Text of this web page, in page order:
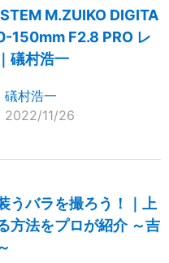
M.ZUIKO DIGITA
150mm F2.8 PRO レ
礒村浩一
礒村浩一
2022/11/26
うバラを撮ろう！｜上
方法をプロが紹介 ～吉